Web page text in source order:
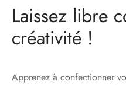
Laissez libre
créativité !
Apprenez à confectionner